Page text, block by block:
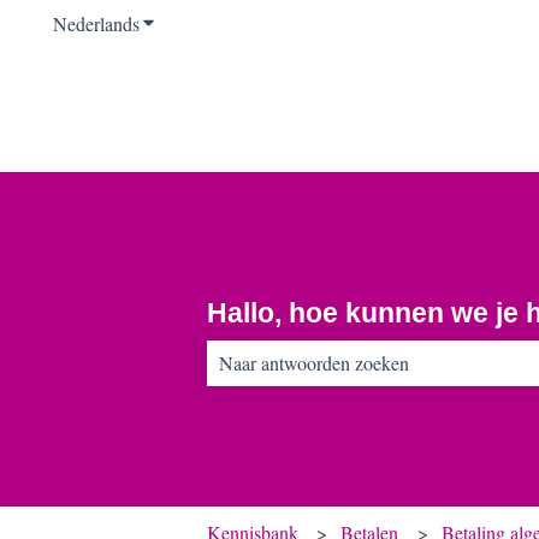
NederlandsSubmenu tonen voor vertalingen
Hallo, hoe kunnen we je
Kennisbank Betalen Betaling